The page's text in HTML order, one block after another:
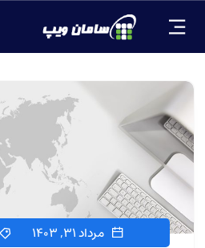
مرداد ۳۱, ۱۴۰۳